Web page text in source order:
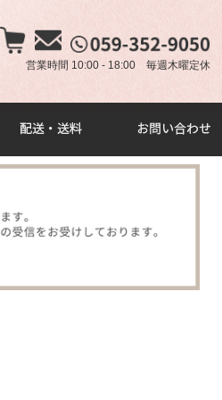
営業時間 10:00 - 18:00 毎週木曜定休
×